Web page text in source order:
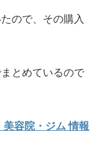
ので、その購入
とめているので
容院・ジム 情報